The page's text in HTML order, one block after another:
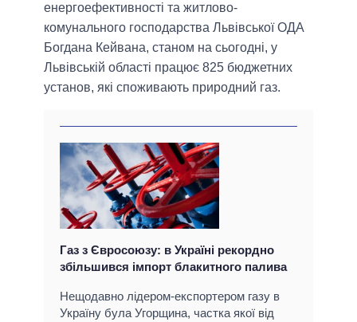
енергоефективності та житлово-
комунального господарства Львівської ОДА
Богдана Кейвана, станом на сьогодні, у
Львівській області працює 825 бюджетних
установ, які споживають природний газ.
Газ з Євросоюзу: в Україні рекордно
збільшився імпорт блакитного палива
Нещодавно лідером-експортером газу в
Україну була Угорщина, частка якої від